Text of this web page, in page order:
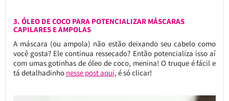
3. ÓLEO DE COCO PARA POTENCIALIZAR MÁSCARAS
CAPILARES E AMPOLAS
A máscara (ou ampola) não estão deixando seu cabelo como
você gosta? Ele continua ressecado? Então potencializa isso aí
com umas gotinhas de óleo de coco, menina! O truque é fácil e
tá detalhadinho nesse post aqui, é só clicar!